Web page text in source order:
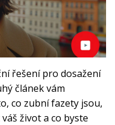
řešení pro dosažení
článek vám
co zubní fazety jsou,
život a co byste